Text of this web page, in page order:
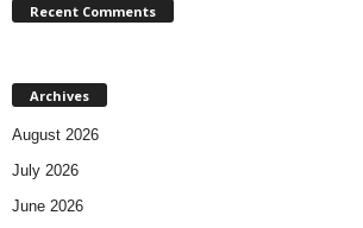
Recent Comments
Archives
August 2026
July 2026
June 2026